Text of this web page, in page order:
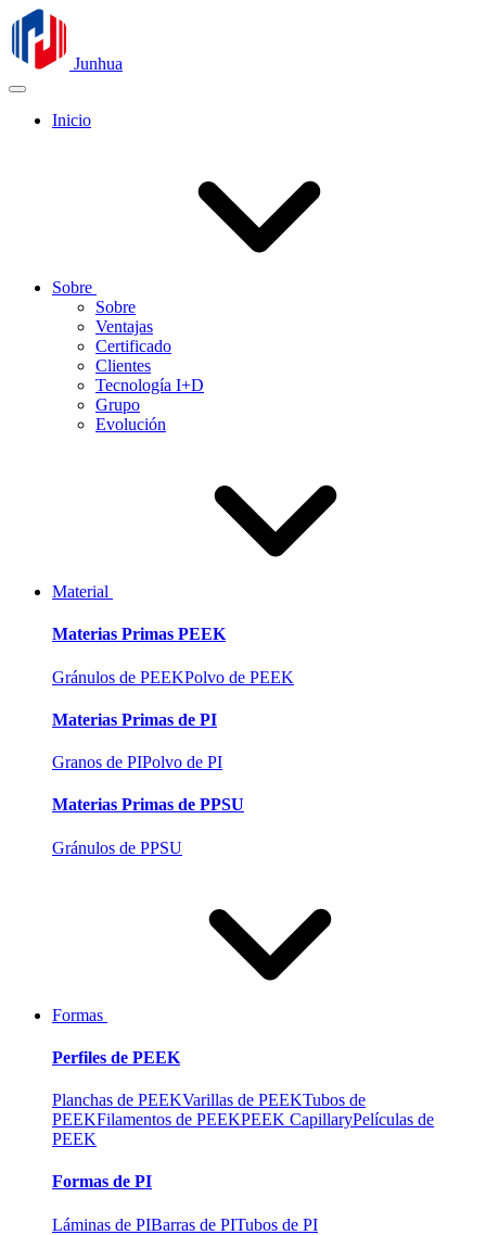
Junhua
Inicio
Sobre
Sobre
Ventajas
Certificado
Clientes
Tecnología I+D
Grupo
Evolución
Material
Materias Primas PEEK
Gránulos de PEEKPolvo de PEEK
Materias Primas de PI
Granos de PIPolvo de PI
Materias Primas de PPSU
Gránulos de PPSU
Formas
Perfiles de PEEK
Planchas de PEEKVarillas de PEEKTubos de
PEEKFilamentos de PEEKPEEK CapillaryPelículas de
PEEK
Formas de PI
Láminas de PIBarras de PITubos de PI